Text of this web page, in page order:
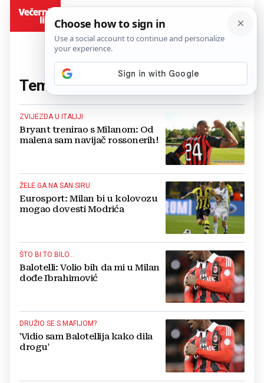
Tema:Milan(176 članaka)
ZVIJEZDA U ITALIJI
Bryant trenirao s Milanom: Od
malena sam navijač rossonerih!
ŽELE GA NA SAN SIRU
Eurosport: Milan bi u kolovozu
mogao dovesti Modrića
ŠTO BI TO BILO...
Balotelli: Volio bih da mi u Milan
dođe Ibrahimović
DRUŽIO SE S MAFIJOM?
'Vidio sam Balotellija kako dila
drogu'